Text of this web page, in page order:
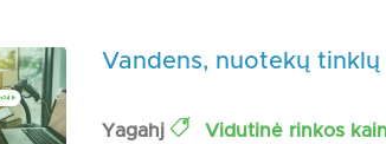
Vandens, nuotekų
Yagahj Vidutinė rinkos